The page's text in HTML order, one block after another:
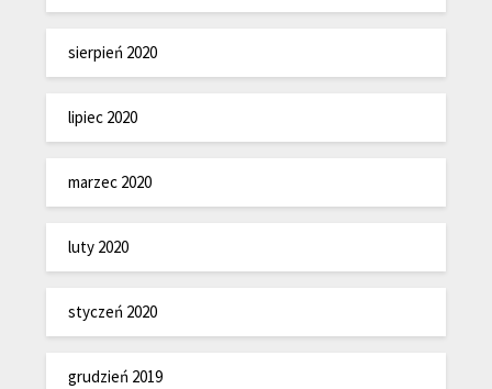
sierpień 2020
lipiec 2020
marzec 2020
luty 2020
styczeń 2020
grudzień 2019